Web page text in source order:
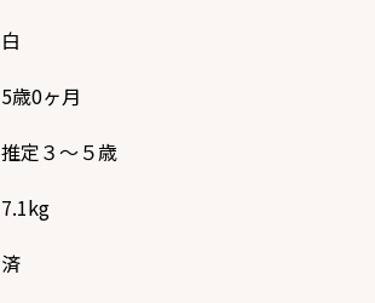
白
5歳0ヶ月
推定３～５歳
7.1kg
済